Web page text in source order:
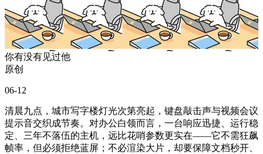
你有没有见过他
原创
06-12
清晨九点，城市写字楼灯光次第亮起，键盘敲击声与视频会议
提示音交织成节奏。对办公白领而言，一台响应迅捷、运行稳
定、三年不落伍的主机，远比花哨参数更实在——它不需狂飙
帧率，但必须拒绝蓝屏；不必渲染大片，却要保障文档秒开、